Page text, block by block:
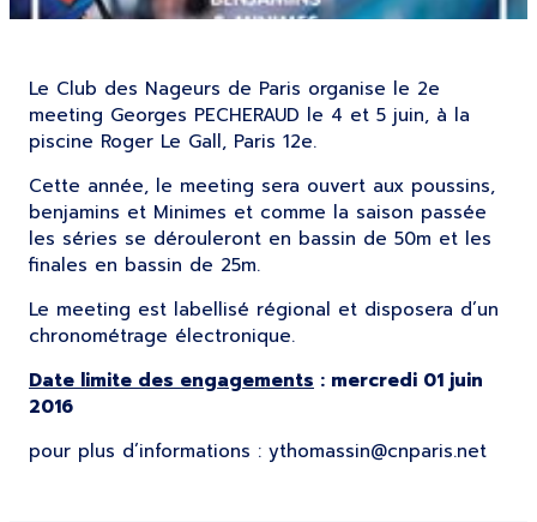
Le Club des Nageurs de Paris organise le 2e
meeting Georges PECHERAUD le 4 et 5 juin, à la
piscine Roger Le Gall, Paris 12e.
Cette année, le meeting sera ouvert aux poussins,
benjamins et Minimes et comme la saison passée
les séries se dérouleront en bassin de 50m et les
finales en bassin de 25m.
Le meeting est labellisé régional et disposera d’un
chronométrage électronique.
Date limite des engagements : mercredi 01 juin
2016
pour plus d’informations : ythomassin@cnparis.net